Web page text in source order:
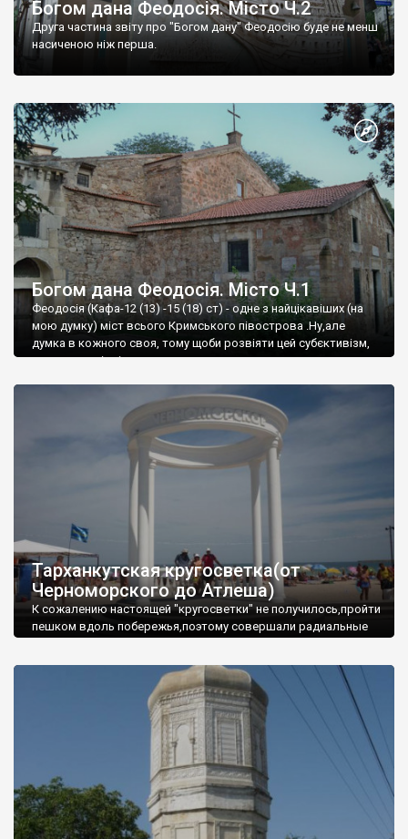
Богом дана Феодосія. Місто Ч.2
Друга частина звіту про "Богом дану" Феодосію буде не менш
насиченою ніж перша.
Богом дана Феодосія. Місто Ч.1
Феодосія (Кафа-12 (13) -15 (18) ст) - одне з найцікавіших (на
мою думку) міст всього Кримського півострова .Ну,але
думка в кожного своя, тому щоби розвіяти цей субєктивізм,
запрошую відвідати це
Тарханкутская кругосветка(от
Черноморского до Атлеша)
К сожалению настоящей "кругосветки" не получилось,пройти
пешком вдоль побережья,поэтому совершали радиальные